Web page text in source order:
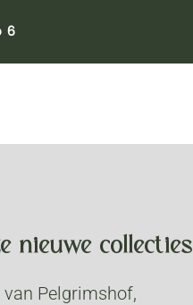
6
nieuwe collecties
Pelgrimshof,